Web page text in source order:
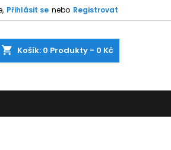
Přihlásit se nebo Registrovat
shopping_cart Košík: 0 Produkty - 0 Kč